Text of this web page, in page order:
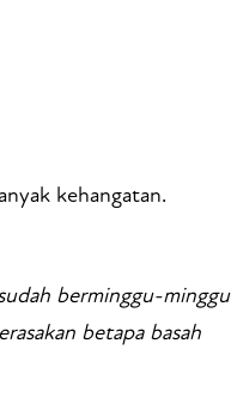
kehangatan.
berminggu-minggu
betapa basah